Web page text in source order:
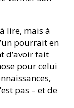
lire, mais à
pourrait en
d’avoir fait
pour celui
pas – et de